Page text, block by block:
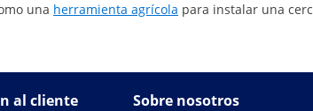
una herramienta agrícola para instalar una
al cliente
Sobre nosotros